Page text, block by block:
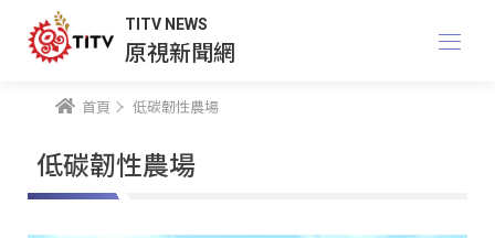
TITV NEWS
原視新聞網
首頁 低碳韌性農場
低碳韌性農場